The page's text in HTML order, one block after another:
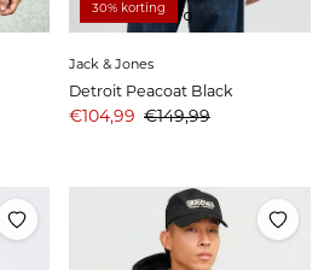
30% korting
Jack & Jones
Detroit Peacoat Black
Aanbiedingsprijs
€104,99 Prijs
€149,99